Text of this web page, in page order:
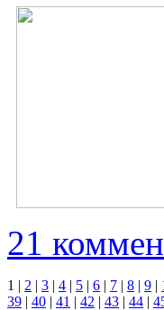
21
1 | 2 | 3 | 4 | 5 | 6 | 7 | 8 | 9 |
39 | 40 | 41 | 42 | 43 | 44 |